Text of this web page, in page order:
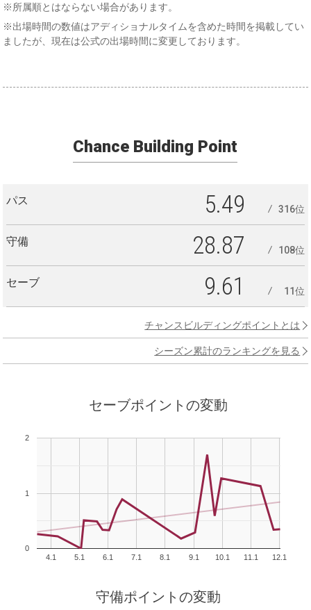
※所属順とはならない場合があります。
※出場時間の数値はアディショナルタイムを含めた時間を掲載してい
ましたが、現在は公式の出場時間に変更しております。
Chance Building Point
パス 5.49 316位
守備 28.87 108位
セーブ 9.61 11位
チャンスビルディングポイントとは
シーズン累計のランキングを見る
セーブポイントの変動
4.1 5.1 6.1 7.1 8.1 9.1 10.1 11.1 12.1
0
1
2
守備ポイントの変動